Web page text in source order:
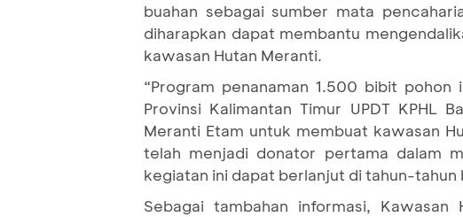
buahan sebagai sumber mata
diharapkan dapat membantu
kawasan Hutan Meranti.
“Program penanaman 1.500 bibit
Provinsi Kalimantan Timur UPDT KPHL
Meranti Etam untuk membuat kawasan
telah menjadi donator pertama dalam
kegiatan ini dapat berlanjut di tahun-tahun
Sebagai tambahan informasi,